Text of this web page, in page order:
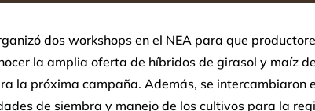
dos workshops en el NEA para que
la amplia oferta de híbridos de girasol y maíz
la próxima campaña. Además, se intercambiaron
de siembra y manejo de los cultivos para la